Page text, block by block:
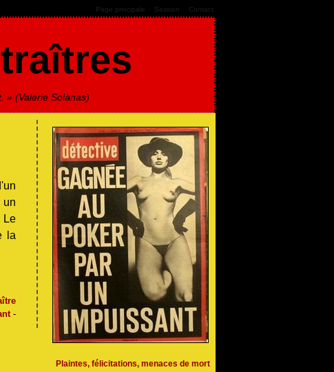
Page principale Session Contact
» (Valerie Solanas)
un
Le
la
-
Plaintes, félicitations, menaces de mort